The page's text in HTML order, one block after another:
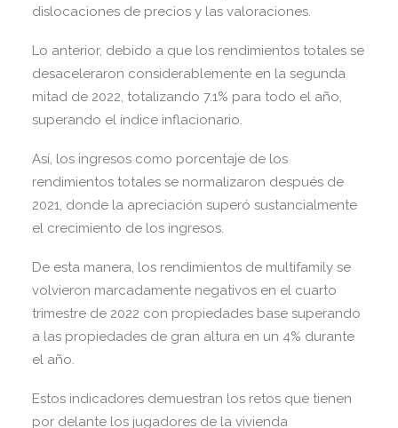
dislocaciones de precios y las valoraciones.
Lo anterior, debido a que los rendimientos totales se
desaceleraron considerablemente en la segunda
mitad de 2022, totalizando 7.1% para todo el año,
superando el índice inflacionario.
Así, los ingresos como porcentaje de los
rendimientos totales se normalizaron después de
2021, donde la apreciación superó sustancialmente
el crecimiento de los ingresos.
De esta manera, los rendimientos de multifamily se
volvieron marcadamente negativos en el cuarto
trimestre de 2022 con propiedades base superando
a las propiedades de gran altura en un 4% durante
el año.
Estos indicadores demuestran los retos que tienen
por delante los jugadores de la vivienda